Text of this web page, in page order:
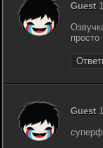
Guest
Guest